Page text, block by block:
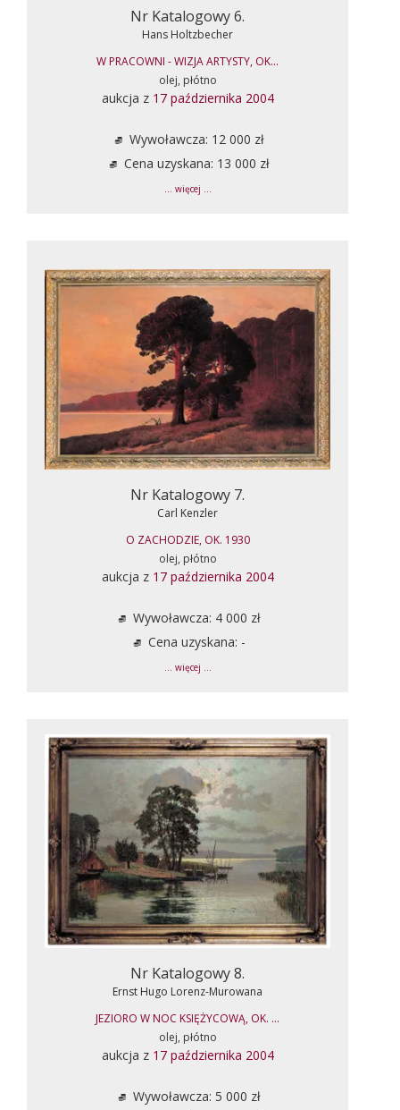
Nr Katalogowy 6.
Hans Holtzbecher
W PRACOWNI - WIZJA ARTYSTY, OK...
olej, płótno
aukcja z 17 października 2004
Wywoławcza: 12 000 zł
Cena uzyskana: 13 000 zł
... więcej ...
Nr Katalogowy 7.
Carl Kenzler
O ZACHODZIE, OK. 1930
olej, płótno
aukcja z 17 października 2004
Wywoławcza: 4 000 zł
Cena uzyskana: -
... więcej ...
Nr Katalogowy 8.
Ernst Hugo Lorenz-Murowana
JEZIORO W NOC KSIĘŻYCOWĄ, OK. ...
olej, płótno
aukcja z 17 października 2004
Wywoławcza: 5 000 zł